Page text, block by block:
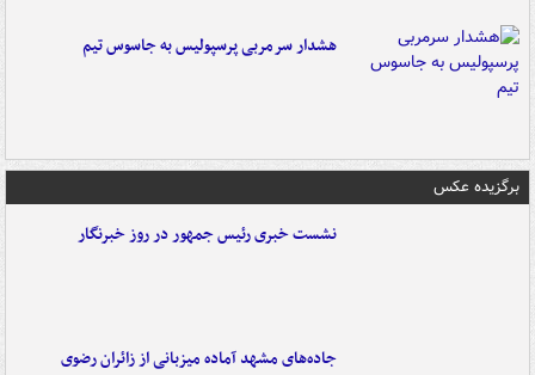
هشدار سرمربی پرسپولیس به جاسوس تیم
برگزیده عکس
نشست خبری رئیس جمهور در روز خبرنگار
جاده‌های مشهد آماده میزبانی از زائران رضوی